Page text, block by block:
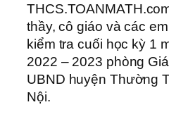
thầy, cô giáo và các
kiểm tra cuối học kỳ 1
2022 – 2023 phòng
UBND huyện Thường
Nội.